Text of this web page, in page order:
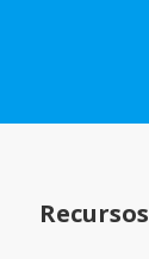
Recursos